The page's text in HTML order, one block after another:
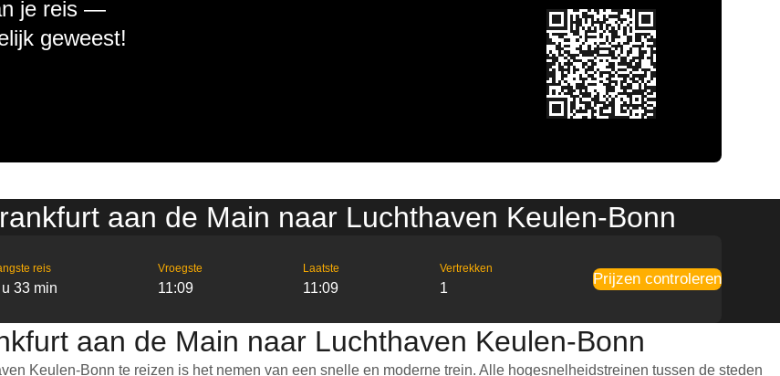
je reis —
geweest!
aan de Main naar Luchthaven Keulen-Bonn
reis
33 min
Vroegste
11:09
Laatste
11:09
Vertrekken
1
Prijzen controleren
aan de Main naar Luchthaven Keulen-Bonn
Keulen-Bonn te reizen is het nemen van een snelle en moderne trein. Alle hogesnelheidstreinen tussen de steden